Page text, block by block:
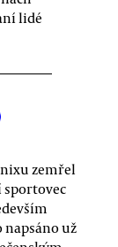
lidé
zemřel
sportovec
už